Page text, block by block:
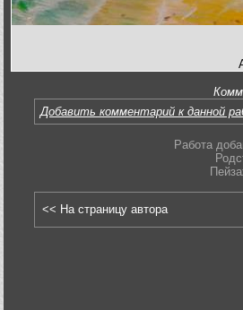
Добавить комментарий к данной
Работа
<< На страницу автора